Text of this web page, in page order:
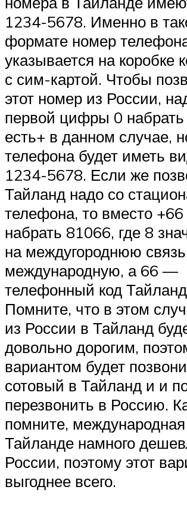
1234-5678. Именно в
формате номер
указывается на коробке
с сим-картой. Чтобы
этот номер из России,
первой цифры 0
есть+ в данном случае,
телефона будет иметь
1234-5678. Если же
Тайланд надо со
телефона, то вместо
набрать 81066, где 8
на междугороднюю
международную, а 66 —
телефонный код
Помните, что в этом
из России в Тайланд
довольно дорогим,
вариантом будет
сотовый в Тайланд и и
перезвонить в Россию.
помните, международная
Тайланде намного
России, поэтому этот
выгоднее всего.